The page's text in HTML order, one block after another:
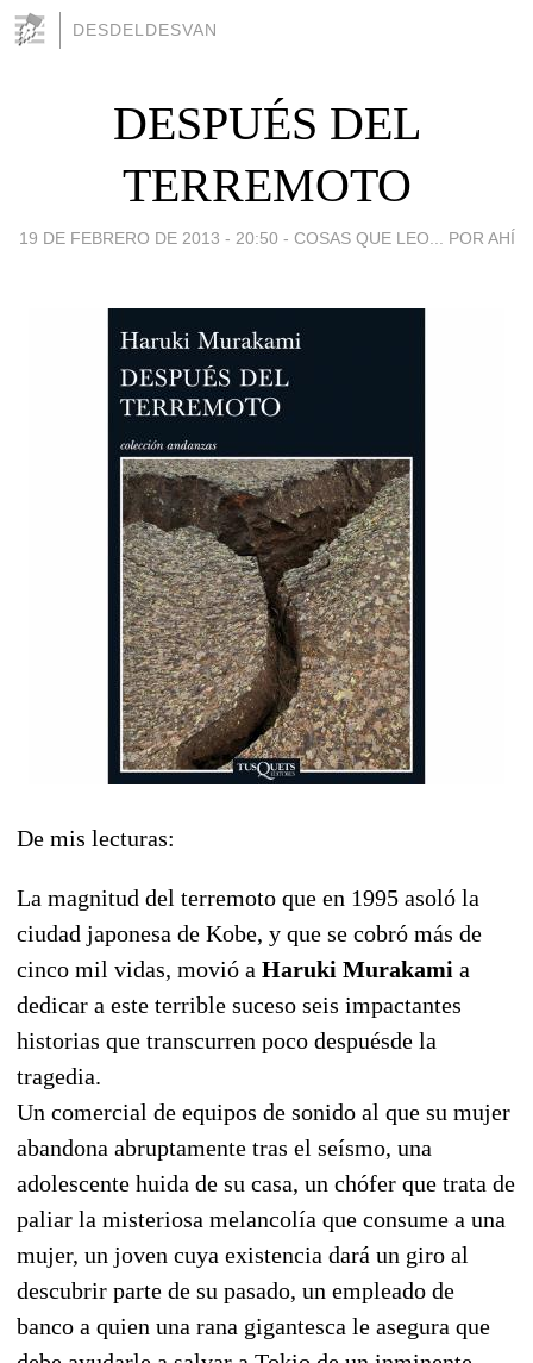
DESDELDESVAN
DESPUÉS DEL
TERREMOTO
19 DE FEBRERO DE 2013 - 20:50 - COSAS QUE LEO... POR AHÍ
De mis lecturas:
La magnitud del terremoto que en 1995 asoló la
ciudad japonesa de Kobe, y que se cobró más de
cinco mil vidas, movió a Haruki Murakami a
dedicar a este terrible suceso seis impactantes
historias que transcurren poco despuésde la
tragedia.
Un comercial de equipos de sonido al que su mujer
abandona abruptamente tras el seísmo, una
adolescente huida de su casa, un chófer que trata de
paliar la misteriosa melancolía que consume a una
mujer, un joven cuya existencia dará un giro al
descubrir parte de su pasado, un empleado de
banco a quien una rana gigantesca le asegura que